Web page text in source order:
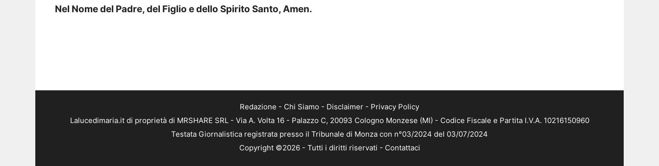
Nel Nome del Padre, del Figlio e dello Spirito Santo, Amen.
Redazione - Chi Siamo - Disclaimer - Privacy Policy
Lalucedimaria.it di proprietà di MRSHARE SRL - Via A. Volta 16 - Palazzo C, 20093 Cologno Monzese (MI) - Codice Fiscale e Partita I.V.A. 10216150960
Testata Giornalistica registrata presso il Tribunale di Monza con n°03/2024 del 03/07/2024
Copyright ©2026 - Tutti i diritti riservati - Contattaci